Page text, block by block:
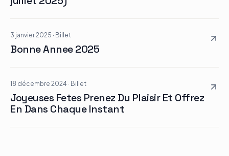
3 janvier 2025 · Billet
Bonne Annee 2025
18 décembre 2024 · Billet
Joyeuses Fetes Prenez Du Plaisir Et Offrez
En Dans Chaque Instant